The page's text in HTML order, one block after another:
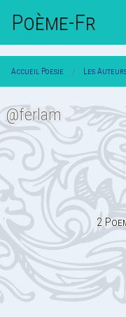
Poème-Fr
Accueil Poesie Les
@ferlam
2